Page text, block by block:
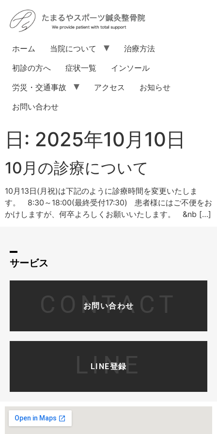
ホーム 当院について
治療方法
初診の方へ
症状一覧
インソール
労災・交通事故
アクセス
お知らせ
お問い合わせ
日: 2025年10月10日
10月の診療について
10月13日(月祝)は下記のように診療時間を変更いたしま
す。 8:30～18:00(最終受付17:30) 患者様にはご不便をお
かけしますが、何卒よろしくお願いいたします。 &nb […]
サービス
CONTACT
お問い合わせ
LINE
LINE登録